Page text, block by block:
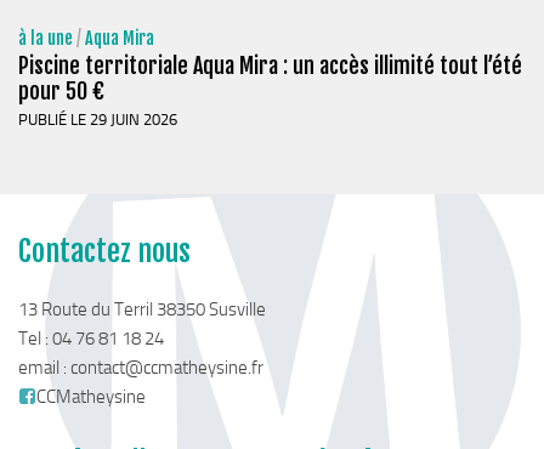
Balades faciles et aires de jeux
Jeunesse
Jeunes En Matheysine
Accès aux droits – Plaquette & Carte
PAT Volet social
Santé
Culture, sports & loisirs
Terre de jeux 2024
Equipements et services culturels sur le territoire
à la une /Aqua Mira
Piscine territoriale Aqua Mira : un accès illimité tout l’été
pour 50 €
PUBLIÉ LE 29 JUIN 2026
Contactez nous
13 Route du Terril 38350 Susville
Tel : 04 76 81 18 24
email : contact@ccmatheysine.fr
CCMatheysine